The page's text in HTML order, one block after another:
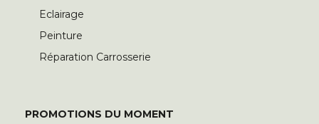
Eclairage
Peinture
Réparation Carrosserie
PROMOTIONS DU MOMENT